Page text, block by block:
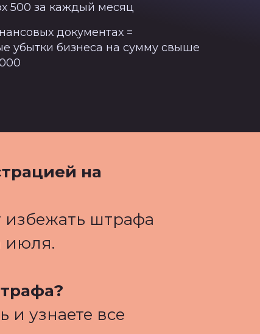
документах =
убытки бизнеса на сумму свыше
500 за каждый месяц
на
избежать штрафа
июля.
узнаете все